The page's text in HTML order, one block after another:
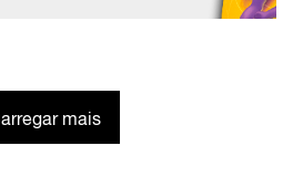
mais